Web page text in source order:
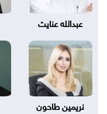
عبدالله عنايت
نريمين طاحون